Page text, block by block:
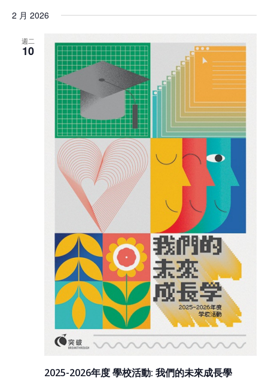
2 月 2026
週二
10
2025-2026年度 學校活動: 我們的未來成長學